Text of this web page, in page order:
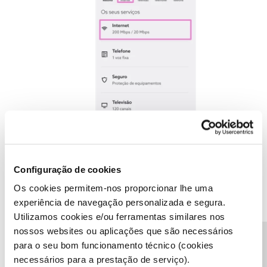
Configuração de cookies
Os cookies permitem-nos proporcionar lhe uma
experiência de navegação personalizada e segura.
Utilizamos cookies e/ou ferramentas similares nos
nossos websites ou aplicações que são necessários
para o seu bom funcionamento técnico (cookies
necessários para a prestação de serviço).
Por fim, selecione o número que pretende e consulte as